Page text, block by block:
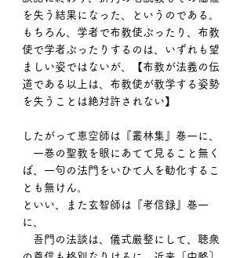
を失う結果になった、というのである。
もちろん、学者で布教使ぶったり、布教
使で学者ぶったりするのは、いずれも望
ましい姿ではないが、【布教が法義の伝
道である以上は、布教使が教学する姿勢
を失うことは絶対許されない】
したがって恵空師は『叢林集』巻一に、
一巻の聖教を眼にあてて見ること無く
ば、一句の法門をいひて人を勧化するこ
とも無けん。
といい、また玄智師は『考信録』巻一
に、
吾門の法談は、儀式厳整にして、聴衆